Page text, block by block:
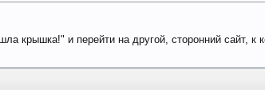
крышка!" и перейти на другой, сторонний сайт,